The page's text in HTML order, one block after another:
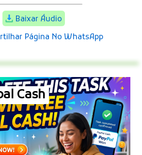
Baixar Áudio
Página No WhatsApp
Cash